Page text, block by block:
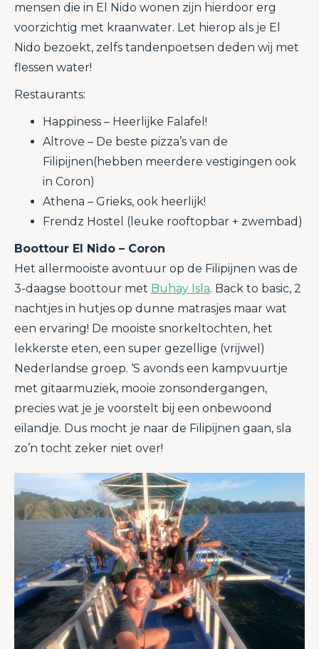
mensen die in El Nido wonen zijn hierdoor erg
voorzichtig met kraanwater. Let hierop als je El
Nido bezoekt, zelfs tandenpoetsen deden wij met
flessen water!
Restaurants:
Happiness – Heerlijke Falafel!
Altrove – De beste pizza’s van de
Filipijnen(hebben meerdere vestigingen ook
in Coron)
Athena – Grieks, ook heerlijk!
Frendz Hostel (leuke rooftopbar + zwembad)
Boottour El Nido – Coron
Het allermooiste avontuur op de Filipijnen was de
3-daagse boottour met Buhay Isla. Back to basic, 2
nachtjes in hutjes op dunne matrasjes maar wat
een ervaring! De mooiste snorkeltochten, het
lekkerste eten, een super gezellige (vrijwel)
Nederlandse groep. ‘S avonds een kampvuurtje
met gitaarmuziek, mooie zonsondergangen,
precies wat je je voorstelt bij een onbewoond
eilandje. Dus mocht je naar de Filipijnen gaan, sla
zo’n tocht zeker niet over!